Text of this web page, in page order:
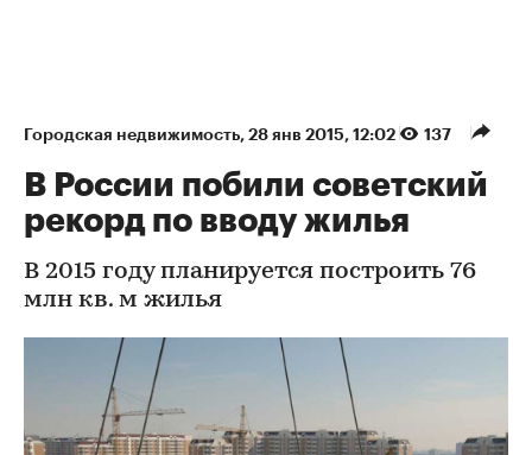
Городская недвижимость⁠, 28 янв 2015, 12:02 137
В России побили советский
рекорд по вводу жилья
В 2015 году планируется построить 76
млн кв. м жилья